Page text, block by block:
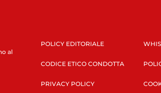
al
POLICY EDITORIALE
CODICE ETICO CONDOTTA
PRIVACY POLICY